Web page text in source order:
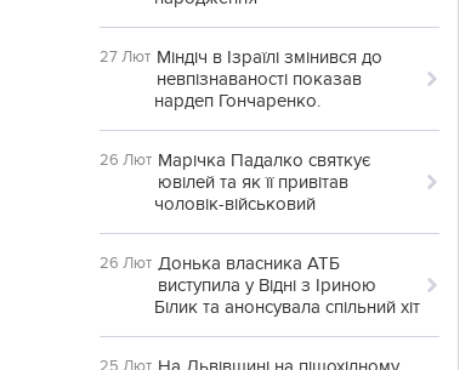
27 Лют Міндіч в Ізраїлі змінився до
невпізнаваності показав
нардеп Гончаренко.
26 Лют Марічка Падалко святкує
ювілей та як її привітав
чоловік-військовий
26 Лют Донька власника АТБ
виступила у Відні з Іриною
Білик та анонсувала спільний хіт